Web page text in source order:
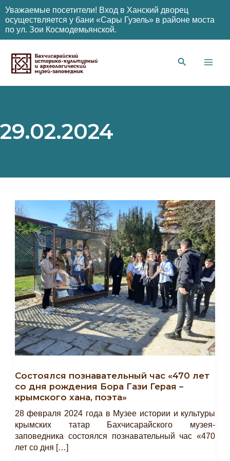
Уважаемые посетители! Вход в Ханский дворец
осуществляется у бани «Сары Гузель» в районе моста
по ул. Зои Космодемьянской.
содержимому
29.02.2024
Cостоялся познавательный час «470 лет
со дня рождения Бора Гази Герая –
крымского хана, поэта»
28 февраля 2024 года в Музее истории и культуры
крымских татар Бахчисарайского музея-
заповедника состоялся познавательный час «470
лет со дня […]